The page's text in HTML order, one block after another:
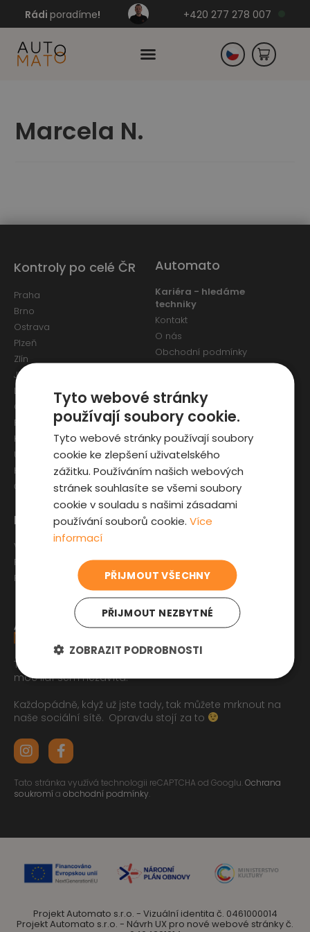
Rádi poradíme! +420 277 278 007
Marcela N.
Tak jste se pročetli až sem dolu jo? To zasluhuje respekt,
moc lidí sem nezavítá.
Každopádně, když už jste tady, tak můžete mrknout na
naše sociální sítě. Opravdu stojí za to
Tato stránka využívá technologii reCAPTCHA od Googlu.Ochrana
soukromía obchodní podmínky.
Pro zákazníky
Výběr auta
Fyzická kontrola auta
Prověrka historie
Zajímavosti
Kupní smlouva na auto
Jak registrovat auto
Sleva pro IZS
Automato
Kariéra - hledáme
techniky
Kontakt
O nás
Obchodní podmínky
Kontroly po celé ČR
Praha
Brno
Ostrava
Plzeň
Zlín
Jihlava
Liberec
Olomouc
Pardubice
Karlovy Vary
Ústí nad Labem
Hradec Králové
České Budějovice
Projekt Automato s.r.o. - Vizuální identita č. 0461000014
Projekt Automato s.r.o. - Návrh UX pro nové webové stránky č.
Tyto webové stránky
používají soubory cookie.
Tyto webové stránky používají soubory
cookie ke zlepšení uživatelského
zážitku. Používáním našich webových
stránek souhlasíte se všemi soubory
cookie v souladu s našimi zásadami
používání souborů cookie.Více
informací
PŘIJMOUT VŠECHNY
PŘIJMOUT NEZBYTNÉ
ZOBRAZIT PODROBNOSTI